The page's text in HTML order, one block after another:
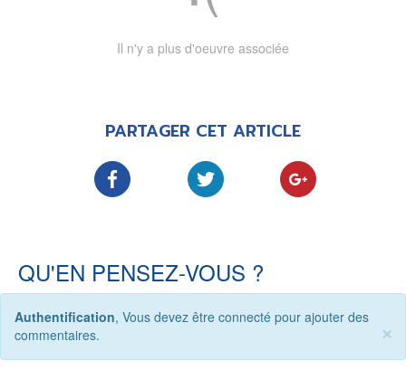
Il n'y a plus d'oeuvre associée
PARTAGER CET ARTICLE
QU'EN PENSEZ-VOUS ?
Authentification, Vous devez être connecté pour ajouter des
commentaires.
×